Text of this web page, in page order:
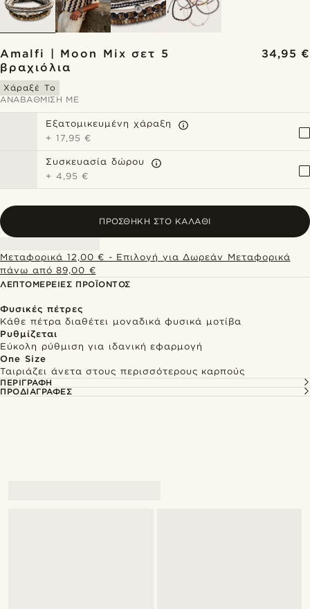
Amalfi | Moon Mix σετ 5
βραχιόλια
34,95 €
Χάραξέ Το
ΑΝΑΒΆΘΜΙΣΗ ΜΕ
Εξατομικευμένη χάραξη
+ 17,95 €
Συσκευασία δώρου
+ 4,95 €
ΠΡΟΣΘΉΚΗ ΣΤΟ ΚΑΛΆΘΙ
Μεταφορικά 12,00 € - Επιλογή για Δωρεάν Μεταφορικά
πάνω από 89,00 €
ΛΕΠΤΟΜΈΡΕΙΕΣ ΠΡΟΪΌΝΤΟΣ
Φυσικές πέτρες
Κάθε πέτρα διαθέτει μοναδικά φυσικά μοτίβα
Ρυθμίζεται
Εύκολη ρύθμιση για ιδανική εφαρμογή
One Size
Ταιριάζει άνετα στους περισσότερους καρπούς
ΠΕΡΙΓΡΑΦΉ
ΠΡΟΔΙΑΓΡΑΦΈΣ